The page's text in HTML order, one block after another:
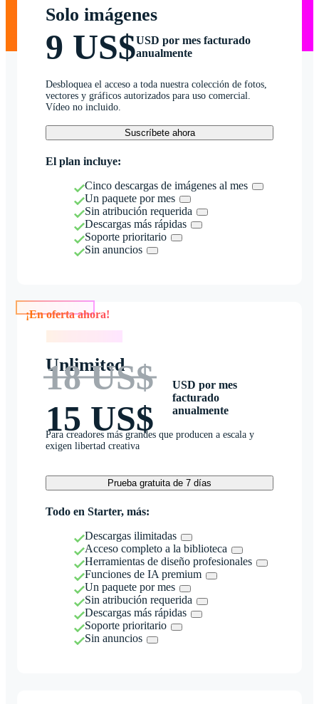
Solo imágenes
9 US$USD por mes facturado
anualmente
Desbloquea el acceso a toda nuestra colección de fotos,
vectores y gráficos autorizados para uso comercial.
Vídeo no incluido.
Suscríbete ahora
El plan incluye:
Cinco descargas de imágenes al mes
Un paquete por mes
Sin atribución requerida
Descargas más rápidas
Soporte prioritario
Sin anuncios
Unlimited
18 US$
15 US$
USD por mes
facturado
anualmente
Para creadores más grandes que producen a escala y
exigen libertad creativa
Prueba gratuita de 7 días
Todo en Starter, más:
Descargas ilimitadas
Acceso completo a la biblioteca
Herramientas de diseño profesionales
Funciones de IA premium
Un paquete por mes
Sin atribución requerida
Descargas más rápidas
Soporte prioritario
Sin anuncios